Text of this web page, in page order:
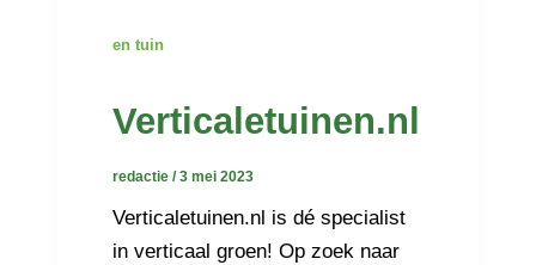
en tuin
Verticaletuinen.nl
redactie/3 mei 2023
Verticaletuinen.nl is dé specialist
in verticaal groen! Op zoek naar